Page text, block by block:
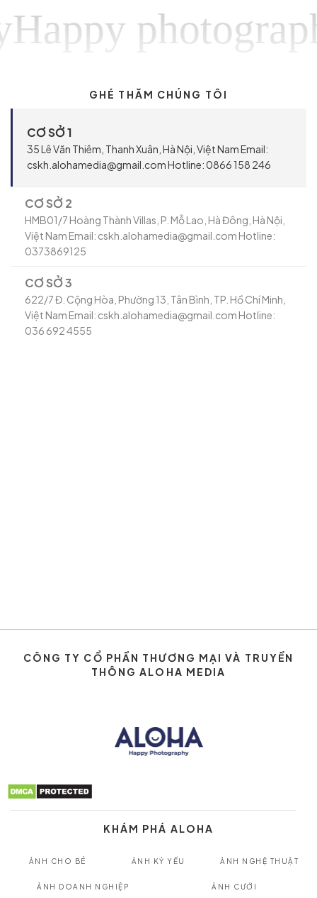
GHÉ THĂM CHÚNG TÔI
CƠ SỞ 1
35 Lê Văn Thiêm, Thanh Xuân, Hà Nội, Việt Nam Email:
cskh.alohamedia@gmail.com Hotline: 0866 158 246
CƠ SỞ 2
HMB01/7 Hoàng Thành Villas, P. Mỗ Lao, Hà Đông, Hà Nội,
Việt Nam Email: cskh.alohamedia@gmail.com Hotline:
0373869125
CƠ SỞ 3
622/7 Đ. Cộng Hòa, Phường 13, Tân Bình, TP. Hồ Chí Minh,
Việt Nam Email: cskh.alohamedia@gmail.com Hotline:
036 692 4555
CÔNG TY CỔ PHẦN THƯƠNG MẠI VÀ TRUYỀN
THÔNG ALOHA MEDIA
KHÁM PHÁ ALOHA
ẢNH CHO BÉ ẢNH KỶ YẾU ẢNH NGHỆ THUẬT
ẢNH DOANH NGHIỆP ẢNH CƯỚI